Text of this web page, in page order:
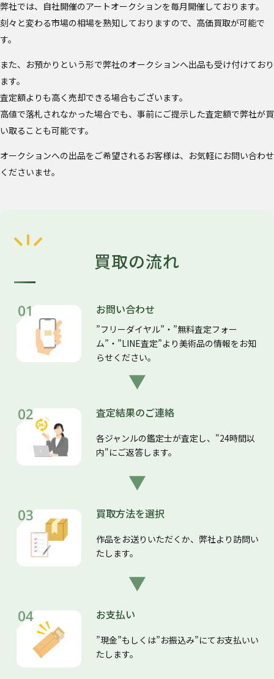
弊社では、自社開催のアートオークションを毎月開催しております。
刻々と変わる市場の相場を熟知しておりますので、高価買取が可能で
す。
また、お預かりという形で弊社のオークションへ出品も受け付けており
ます。
査定額よりも高く売却できる場合もございます。
高値で落札されなかった場合でも、事前にご提示した査定額で弊社が買
い取ることも可能です。
オークションへの出品をご希望されるお客様は、お気軽にお問い合わせ
くださいませ。
買取の流れ
お問い合わせ
”フリーダイヤル”・”無料査定フォー
ム”・”LINE査定”より美術品の情報をお知
らせください。
査定結果のご連絡
各ジャンルの鑑定士が査定し、"24時間以
内"にご返答します。
買取方法を選択
作品をお送りいただくか、弊社より訪問い
たします。
お支払い
”現金”もしくは”お振込み”にてお支払いい
たします。